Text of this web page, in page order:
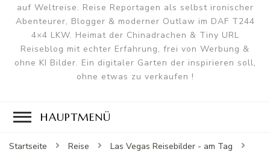
auf Weltreise. Reise Reportagen als selbst ironischer
Abenteurer, Blogger & moderner Outlaw im DAF T244
4×4 LKW. Heimat der Chinadrachen & Tiny URL
Reiseblog mit echter Erfahrung, frei von Werbung &
ohne KI Bilder. Ein digitaler Garten der inspirieren soll,
ohne etwas zu verkaufen !
HAUPTMENÜ
Startseite Reise
Las Vegas Reisebilder - am Tag